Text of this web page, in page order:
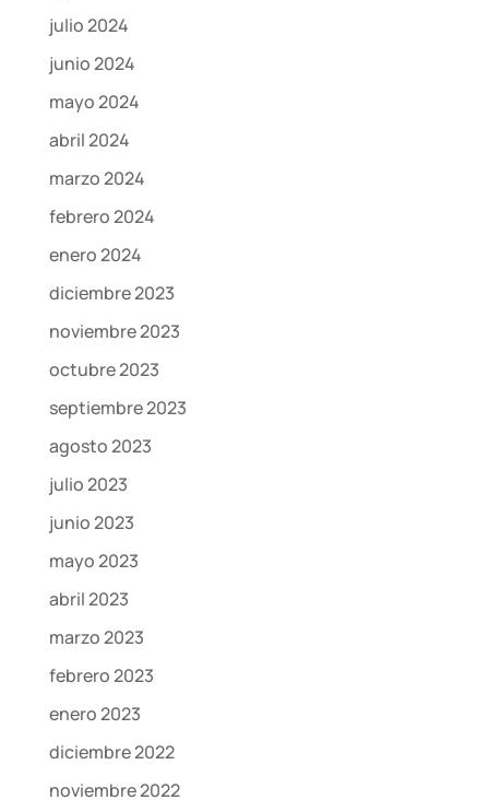
julio 2024
junio 2024
mayo 2024
abril 2024
marzo 2024
febrero 2024
enero 2024
diciembre 2023
noviembre 2023
octubre 2023
septiembre 2023
agosto 2023
julio 2023
junio 2023
mayo 2023
abril 2023
marzo 2023
febrero 2023
enero 2023
diciembre 2022
noviembre 2022